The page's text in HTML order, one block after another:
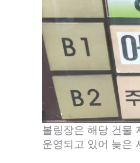
볼링장은 해당 건물
운영되고 있어 늦은